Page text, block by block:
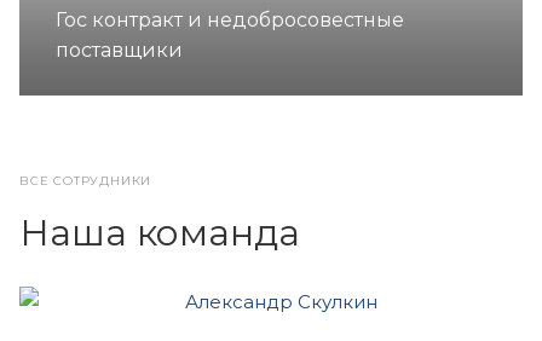
Гос контракт и недобросовестные
поставщики
ВСЕ СОТРУДНИКИ
Наша команда